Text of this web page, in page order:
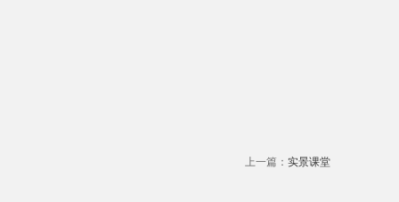
上一篇： 实景课堂